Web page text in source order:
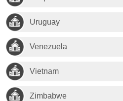
Uruguay
Venezuela
Vietnam
Zimbabwe